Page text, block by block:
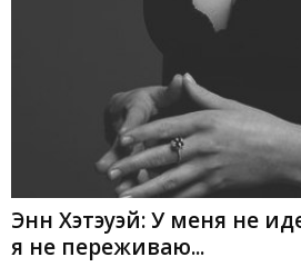
Энн Хэтэуэй: У меня не
я не переживаю...